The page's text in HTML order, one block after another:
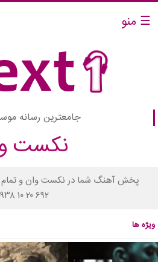
☰ منو
جامعترین رسانه
نکست
پخش آهنگ شما در نکست وان و
۰۹۳۸ ۱۰ ۲۰
ویژه ها